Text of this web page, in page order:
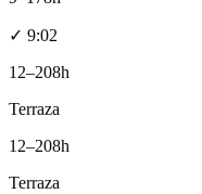
✓ 9:02
12–208h
Terraza
12–208h
Terraza